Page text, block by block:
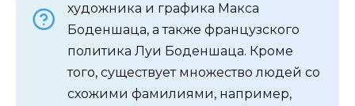
художника и графика Макса
Боденшаца, а также французского
политика Луи Боденшаца. Кроме
того, существует множество людей со
схожими фамилиями, например,